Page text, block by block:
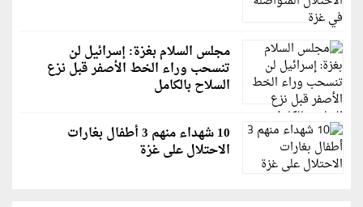
مجلس السلام بغزة: إسرائيل لن
تنسحب وراء الخط الأصفر قبل نزع
السلاح بالكامل
10 شهداء منهم 3 أطفال بغارات
الاحتلال على غزة